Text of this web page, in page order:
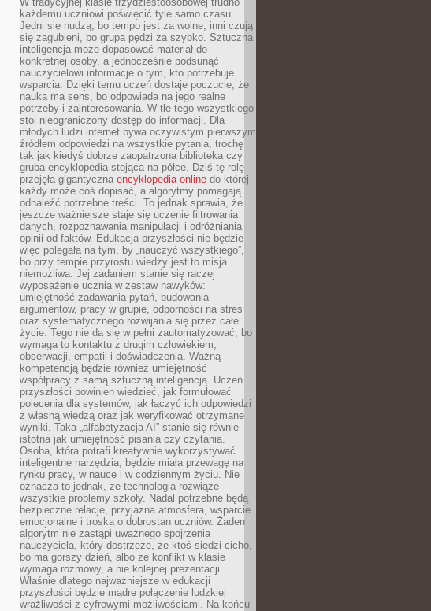
każdemu uczniowi poświęcić tyle samo czasu.
Jedni się nudzą, bo tempo jest za wolne, inni czują
się zagubieni, bo grupa pędzi za szybko. Sztuczna
inteligencja może dopasować materiał do
konkretnej osoby, a jednocześnie podsunąć
nauczycielowi informacje o tym, kto potrzebuje
wsparcia. Dzięki temu uczeń dostaje poczucie, że
nauka ma sens, bo odpowiada na jego realne
potrzeby i zainteresowania. W tle tego wszystkiego
stoi nieograniczony dostęp do informacji. Dla
młodych ludzi internet bywa oczywistym pierwszym
źródłem odpowiedzi na wszystkie pytania, trochę
tak jak kiedyś dobrze zaopatrzona biblioteka czy
gruba encyklopedia stojąca na półce. Dziś tę rolę
przejęła gigantyczna encyklopedia online do której
każdy może coś dopisać, a algorytmy pomagają
odnaleźć potrzebne treści. To jednak sprawia, że
jeszcze ważniejsze staje się uczenie filtrowania
danych, rozpoznawania manipulacji i odróżniania
opinii od faktów. Edukacja przyszłości nie będzie
więc polegała na tym, by „nauczyć wszystkiego”,
bo przy tempie przyrostu wiedzy jest to misja
niemożliwa. Jej zadaniem stanie się raczej
wyposażenie ucznia w zestaw nawyków:
umiejętność zadawania pytań, budowania
argumentów, pracy w grupie, odporności na stres
oraz systematycznego rozwijania się przez całe
życie. Tego nie da się w pełni zautomatyzować, bo
wymaga to kontaktu z drugim człowiekiem,
obserwacji, empatii i doświadczenia. Ważną
kompetencją będzie również umiejętność
współpracy z samą sztuczną inteligencją. Uczeń
przyszłości powinien wiedzieć, jak formułować
polecenia dla systemów, jak łączyć ich odpowiedzi
z własną wiedzą oraz jak weryfikować otrzymane
wyniki. Taka „alfabetyzacja AI” stanie się równie
istotna jak umiejętność pisania czy czytania.
Osoba, która potrafi kreatywnie wykorzystywać
inteligentne narzędzia, będzie miała przewagę na
rynku pracy, w nauce i w codziennym życiu. Nie
oznacza to jednak, że technologia rozwiąże
wszystkie problemy szkoły. Nadal potrzebne będą
bezpieczne relacje, przyjazna atmosfera, wsparcie
emocjonalne i troska o dobrostan uczniów. Żaden
algorytm nie zastąpi uważnego spojrzenia
nauczyciela, który dostrzeże, że ktoś siedzi cicho,
bo ma gorszy dzień, albo że konflikt w klasie
wymaga rozmowy, a nie kolejnej prezentacji.
Właśnie dlatego najważniejsze w edukacji
przyszłości będzie mądre połączenie ludzkiej
wrażliwości z cyfrowymi możliwościami. Na końcu